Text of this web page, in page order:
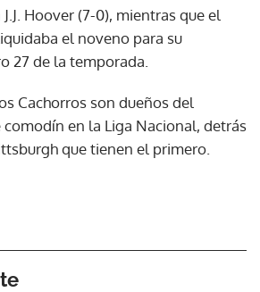
Hoover (7-0), mientras que el
el noveno para su
27 de la temporada.
Cachorros son dueños del
en la Liga Nacional, detrás
que tienen el primero.